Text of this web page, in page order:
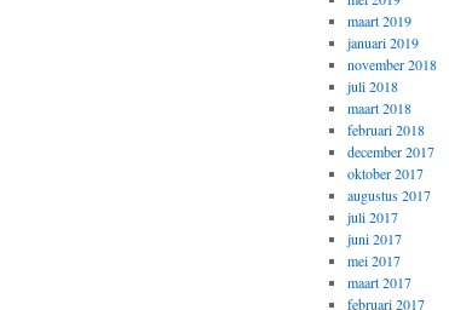
maart 2019
januari 2019
november 2018
juli 2018
maart 2018
februari 2018
december 2017
oktober 2017
augustus 2017
juli 2017
juni 2017
mei 2017
maart 2017
februari 2017